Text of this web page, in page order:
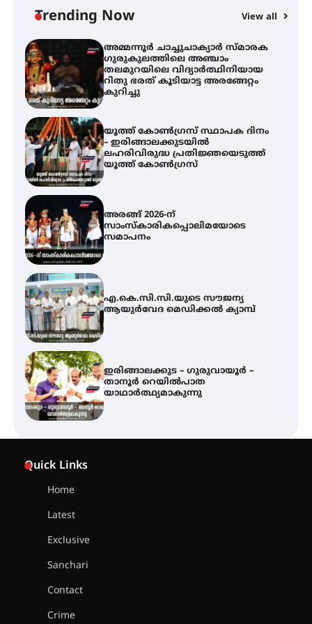
Trending Now View all
കുറിച്ചു
യൂത്ത് കോൺഗ്രസ്‌ സ്ഥാപക ദിനം
– ഇരിങ്ങാലക്കുടയിൽ
ലഹരിവിരുദ്ധ പ്രതിജ്ഞയെടുത്ത്
യൂത്ത് കോൺഗ്രസ്
അരങ്ങ് 2026-ന്
സാംസ്കാരികപ്പൊലിമയോടെ
സമാപനം
എ.കെ.സി.സി.യുടെ സൗജന്യ
ആയുർവേദ മെഡിക്കൽ ക്യാമ്പ്
ഇരിങ്ങാലക്കുട – ഗുരുവായൂർ –
താനൂർ റെയിൽപാത
യാഥാർത്ഥ്യമാകുന്നു
ഇരിങ്ങാലക്കുടയിൽ പി.കെ.
ചാത്തൻ മാസ്റ്ററുടെ പ്രതിമ
സ്ഥാപിക്കണം – കെ.പി.എം.എസ്
അമ്മന്നൂർ ചാച്ചുചാക്യാർ സ്മാരക
Quick Links
Home
Latest
Exclusive
Sanchari
Contact
Crime